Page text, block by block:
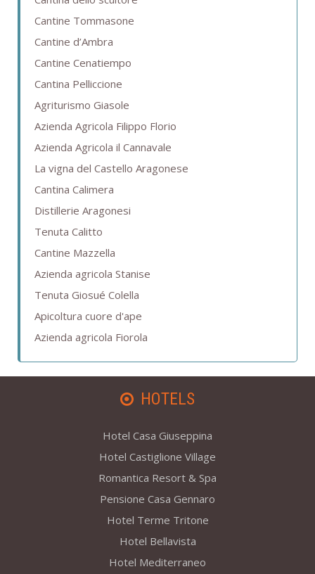
Cantine Tommasone
Cantine d’Ambra
Cantine Cenatiempo
Cantina Pelliccione
Agriturismo Giasole
Azienda Agricola Filippo Florio
Azienda Agricola il Cannavale
La vigna del Castello Aragonese
Cantina Calimera
Distillerie Aragonesi
Tenuta Calitto
Cantine Mazzella
Azienda agricola Stanise
Tenuta Giosué Colella
Apicoltura cuore d'ape
Azienda agricola Fiorola
HOTELS
Hotel Casa Giuseppina
Hotel Castiglione Village
Romantica Resort & Spa
Pensione Casa Gennaro
Hotel Terme Tritone
Hotel Bellavista
Hotel Mediterraneo